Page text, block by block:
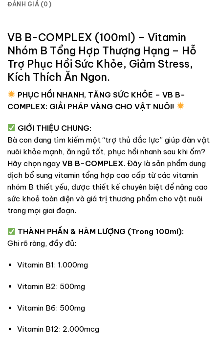
ĐÁNH GIÁ (0)
VB B-COMPLEX (100ml) – Vitamin
Nhóm B Tổng Hợp Thượng Hạng – Hỗ
Trợ Phục Hồi Sức Khỏe, Giảm Stress,
Kích Thích Ăn Ngon.
PHỤC HỒI NHANH, TĂNG SỨC KHỎE – VB B-
COMPLEX: GIẢI PHÁP VÀNG CHO VẬT NUÔI!
GIỚI THIỆU CHUNG:
Bà con đang tìm kiếm một “trợ thủ đắc lực” giúp đàn vật
nuôi khỏe mạnh, ăn ngủ tốt, phục hồi nhanh sau khi ốm?
Hãy chọn ngay VB B-COMPLEX. Đây là sản phẩm dung
dịch bổ sung vitamin tổng hợp cao cấp từ các vitamin
nhóm B thiết yếu, được thiết kế chuyên biệt để nâng cao
sức khoẻ toàn diện và giá trị thương phẩm cho vật nuôi
trong mọi giai đoạn.
THÀNH PHẦN & HÀM LƯỢNG (Trong 100ml):
Ghi rõ ràng, đầy đủ:
Vitamin B1: 1.000mg
Vitamin B2: 500mg
Vitamin B6: 500mg
Vitamin B12: 2.000mcg